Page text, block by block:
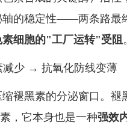
轴的稳定性——两条路最
素细胞的"工厂运转"受阻 。
少 → 抗氧化防线变薄
黑素的分泌窗口。褪
，它本身也是一种强效